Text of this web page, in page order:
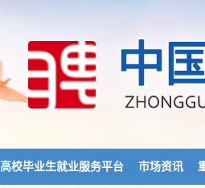
高校毕业生就业服务平台 市场资讯